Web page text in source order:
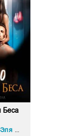
Беса
Эля Пылаева